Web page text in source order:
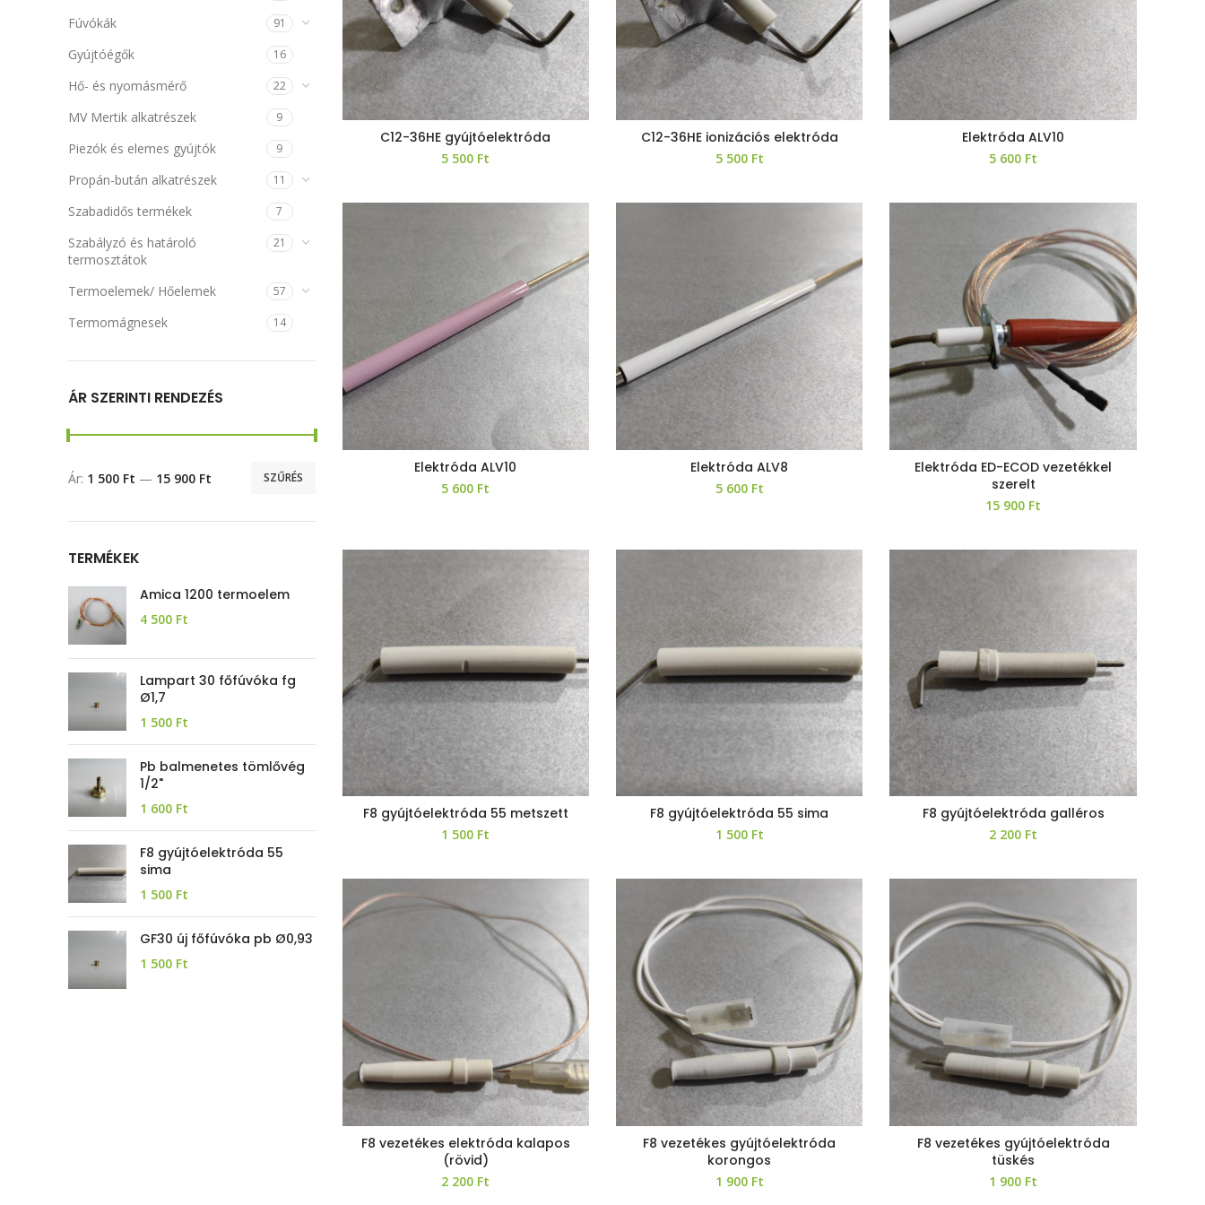
Fúvókák 91
Gyújtóégők 16
Hő- és nyomásmérő 22
MV Mertik alkatrészek 9
Piezók és elemes gyújtók 9
Propán-bután alkatrészek 11
Szabadidős termékek 7
Szabályzó és határoló
termosztátok
21
Termoelemek/ Hőelemek 57
Termomágnesek 14
ÁR SZERINTI RENDEZÉS
SZŰRÉS
Ár: 1 500 Ft — 15 900 Ft
TERMÉKEK
Amica 1200 termoelem
4 500 Ft
Lampart 30 főfúvóka fg
Ø1,7
1 500 Ft
Pb balmenetes tömlővég
1/2"
1 600 Ft
F8 gyújtóelektróda 55
sima
1 500 Ft
GF30 új főfúvóka pb Ø0,93
1 500 Ft
C12-36HE gyújtóelektróda
5 500 Ft
C12-36HE ionizációs elektróda
5 500 Ft
Elektróda ALV10
5 600 Ft
Elektróda ALV10
5 600 Ft
Elektróda ALV8
5 600 Ft
Elektróda ED-ECOD vezetékkel
szerelt
15 900 Ft
F8 gyújtóelektróda 55 metszett
1 500 Ft
F8 gyújtóelektróda 55 sima
1 500 Ft
F8 gyújtóelektróda galléros
2 200 Ft
F8 vezetékes elektróda kalapos
(rövid)
2 200 Ft
F8 vezetékes gyújtóelektróda
korongos
1 900 Ft
F8 vezetékes gyújtóelektróda
tüskés
1 900 Ft